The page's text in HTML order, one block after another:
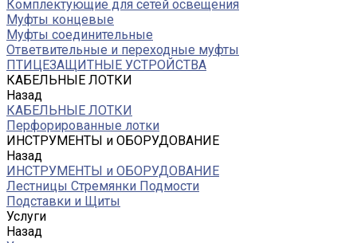
Комплектующие для сетей освещения
Муфты концевые
Муфты соединительные
Ответвительные и переходные муфты
ПТИЦЕЗАЩИТНЫЕ УСТРОЙСТВА
КАБЕЛЬНЫЕ ЛОТКИ
Назад
КАБЕЛЬНЫЕ ЛОТКИ
Перфорированные лотки
ИНСТРУМЕНТЫ и ОБОРУДОВАНИЕ
Назад
ИНСТРУМЕНТЫ и ОБОРУДОВАНИЕ
Лестницы Стремянки Подмости
Подставки и Щиты
Услуги
Назад